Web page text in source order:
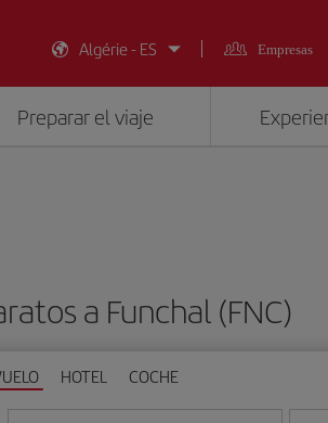
Algérie - ES
Empresas
Preparar el viaje
a Funchal (FNC)
HOTEL COCHE